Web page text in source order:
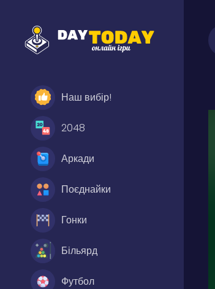
Наш вибір!
2048
Аркади
Поєднайки
Гонки
Більярд
Футбол